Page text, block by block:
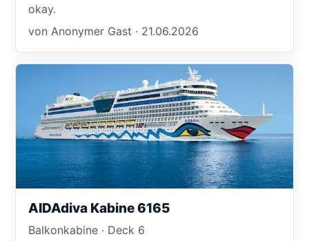
okay.
von Anonymer Gast · 21.06.2026
AIDAdiva Kabine 6165
Balkonkabine · Deck 6